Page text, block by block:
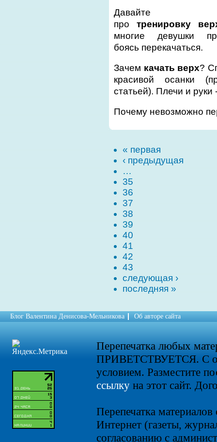
Давайте
протренировку
многие девушки
боясь перекачаться.
Зачем качать верх?
красивой осанки
статьей). Плечи и руки
Почему невозможно
« первая
‹ предыдущая
…
35
36
37
38
39
40
41
42
43
следующая ›
последняя »
Блог Валентина Денисова-Мельникова Об авторе сайта
Перепечатка любых
ПРИВЕТСТВУЕТСЯ. С
условием. Разместите
ссылкуна этот сайт.
Перепечатка
Интернет (газеты,
согласованию с